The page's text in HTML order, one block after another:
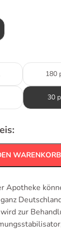
180
30
WARENKORB
Apotheke
zur